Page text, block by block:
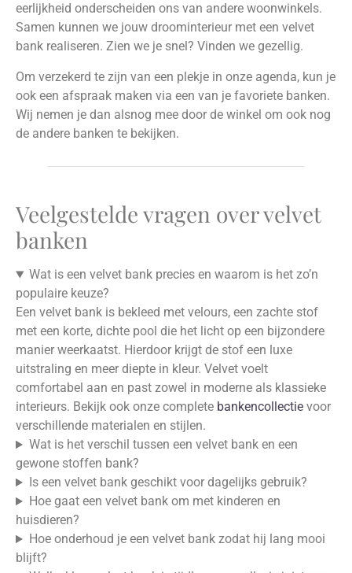
eerlijkheid onderscheiden ons van andere woonwinkels.
Samen kunnen we jouw droominterieur met een velvet
bank realiseren. Zien we je snel? Vinden we gezellig.
Om verzekerd te zijn van een plekje in onze agenda, kun je
ook een afspraak maken via een van je favoriete banken.
Wij nemen je dan alsnog mee door de winkel om ook nog
de andere banken te bekijken.
Veelgestelde vragen over velvet
banken
Wat is een velvet bank precies en waarom is het zo’n
populaire keuze?
Een velvet bank is bekleed met velours, een zachte stof
met een korte, dichte pool die het licht op een bijzondere
manier weerkaatst. Hierdoor krijgt de stof een luxe
uitstraling en meer diepte in kleur. Velvet voelt
comfortabel aan en past zowel in moderne als klassieke
interieurs. Bekijk ook onze complete bankencollectie voor
verschillende materialen en stijlen.
Wat is het verschil tussen een velvet bank en een
gewone stoffen bank?
Is een velvet bank geschikt voor dagelijks gebruik?
Hoe gaat een velvet bank om met kinderen en
huisdieren?
Hoe onderhoud je een velvet bank zodat hij lang mooi
blijft?